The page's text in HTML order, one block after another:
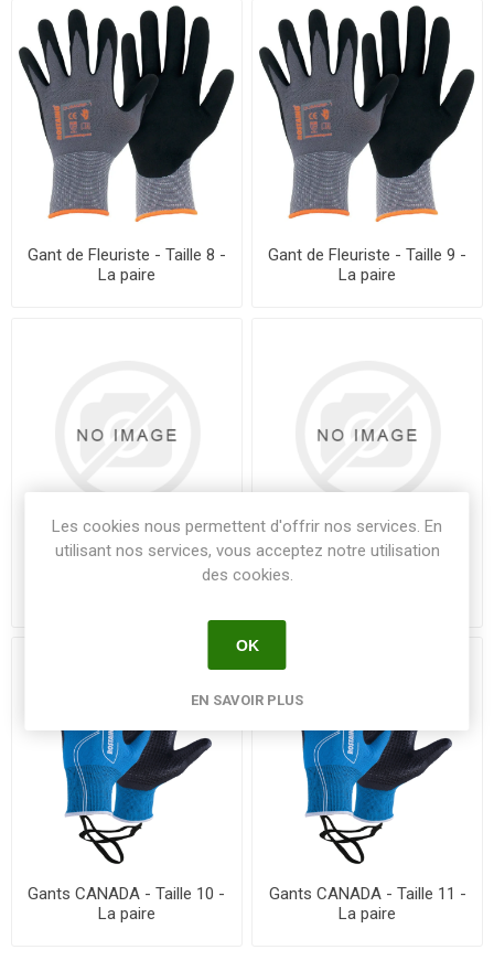
Gant de Fleuriste - Taille 8 -
La paire
Gant de Fleuriste - Taille 9 -
La paire
Gant Roncier - Taille et
Gant Roncier - Taille et
Gants CANADA - Taille 10 -
La paire
Gants CANADA - Taille 11 -
La paire
Les cookies nous permettent d'offrir nos services. En
utilisant nos services, vous acceptez notre utilisation
des cookies.
OK
EN SAVOIR PLUS